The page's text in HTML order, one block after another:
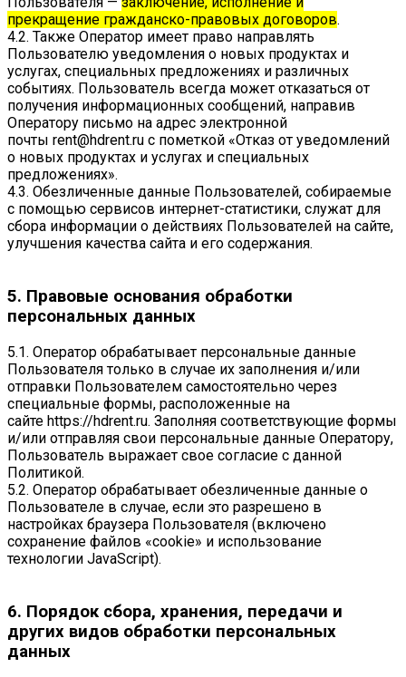
прекращение гражданско-правовых договоров.
4.2. Также Оператор имеет право направлять
Пользователю уведомления о новых продуктах и
услугах, специальных предложениях и различных
событиях. Пользователь всегда может отказаться от
получения информационных сообщений, направив
Оператору письмо на адрес электронной
почты rent@hdrent.ru с пометкой «Отказ от уведомлений
о новых продуктах и услугах и специальных
предложениях».
4.3. Обезличенные данные Пользователей, собираемые
с помощью сервисов интернет-статистики, служат для
сбора информации о действиях Пользователей на сайте,
улучшения качества сайта и его содержания.
5. Правовые основания обработки
персональных данных
5.1. Оператор обрабатывает персональные данные
Пользователя только в случае их заполнения и/или
отправки Пользователем самостоятельно через
специальные формы, расположенные на
сайте https://hdrent.ru. Заполняя соответствующие формы
и/или отправляя свои персональные данные Оператору,
Пользователь выражает свое согласие с данной
Политикой.
5.2. Оператор обрабатывает обезличенные данные о
Пользователе в случае, если это разрешено в
настройках браузера Пользователя (включено
сохранение файлов «cookie» и использование
технологии JavaScript).
6. Порядок сбора, хранения, передачи и
других видов обработки персональных
данных